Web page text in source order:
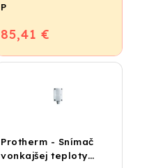
P
85,41 €
Protherm - Snímač
vonkajšej teploty